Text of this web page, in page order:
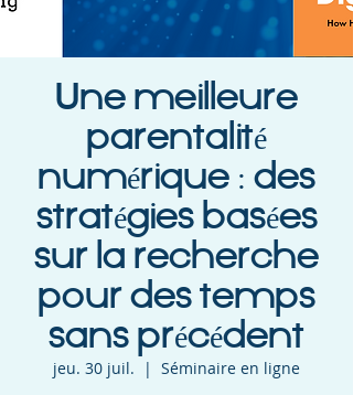
Une meilleure
parentalité
numérique : des
stratégies basées
sur la recherche
pour des temps
sans précédent
jeu. 30 juil.
  |
Séminaire en ligne